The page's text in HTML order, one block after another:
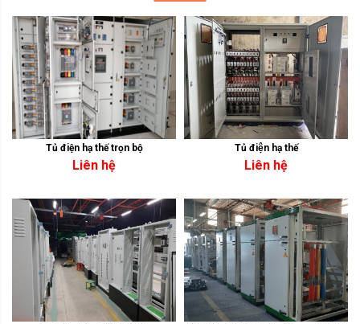
Tủ điện hạ thế trọn bộ
Liên hệ
Tủ điện hạ thế
Liên hệ